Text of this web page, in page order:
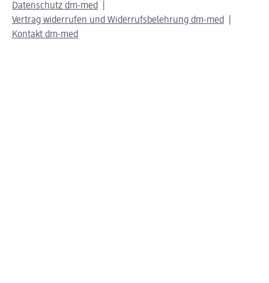
Datenschutz dm-med
Vertrag widerrufen und Widerrufsbelehrung dm-med
Kontakt dm-med